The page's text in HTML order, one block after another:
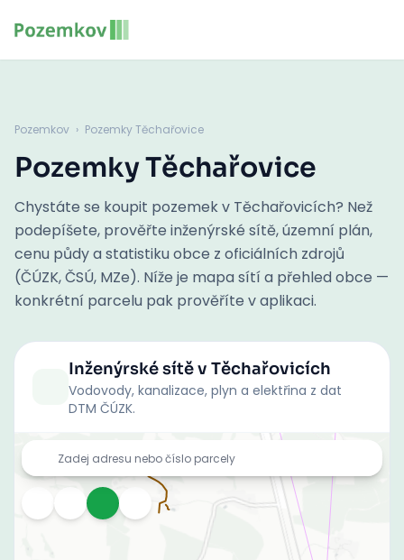
Pozemkov › Pozemky Těchařovice
Pozemky Těchařovice
Chystáte se koupit pozemek v Těchařovicích? Než
podepíšete, prověřte inženýrské sítě, územní plán,
cenu půdy a statistiku obce z oficiálních zdrojů
(ČÚZK, ČSÚ, MZe). Níže je mapa sítí a přehled obce —
konkrétní parcelu pak prověříte v aplikaci.
Inženýrské sítěv Těchařovicích
Vodovody, kanalizace, plyn a elektřina z dat
DTM ČÚZK.